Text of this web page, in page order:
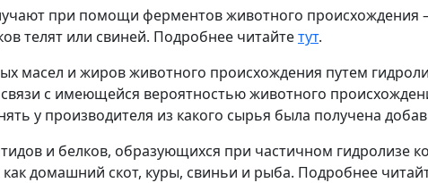
при помощи ферментов животного
телят или свиней. Подробнее читайтетут.
масел и жиров животного происхождения путем
с имеющейся вероятностью животного
у производителя из какого сырья была получена
и белков, образующихся при частичном гидролизе
домашний скот, куры, свиньи и рыба. Подробнее